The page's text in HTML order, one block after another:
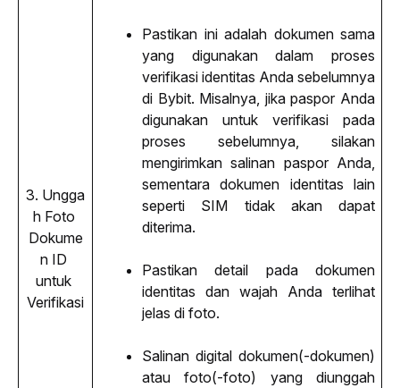
3. Ungga
h Foto
Dokume
n ID
untuk
Verifikasi
Pastikan ini adalah dokumen sama
yang digunakan dalam proses
verifikasi identitas Anda sebelumnya
di Bybit. Misalnya, jika paspor Anda
digunakan untuk verifikasi pada
proses sebelumnya, silakan
mengirimkan salinan paspor Anda,
sementara dokumen identitas lain
seperti SIM tidak akan dapat
diterima.
Pastikan detail pada dokumen
identitas dan wajah Anda terlihat
jelas di foto.
Salinan digital dokumen(-dokumen)
atau foto(-foto) yang diunggah